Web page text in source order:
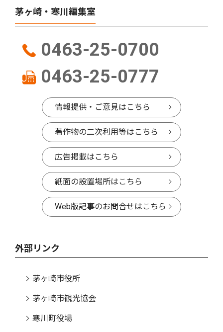
茅ヶ崎・寒川編集室
0463-25-0700
0463-25-0777
情報提供・ご意見はこちら
著作物の二次利用等はこちら
広告掲載はこちら
紙面の設置場所はこちら
Web版記事のお問合せはこちら
外部リンク
茅ヶ崎市役所
茅ヶ崎市観光協会
寒川町役場